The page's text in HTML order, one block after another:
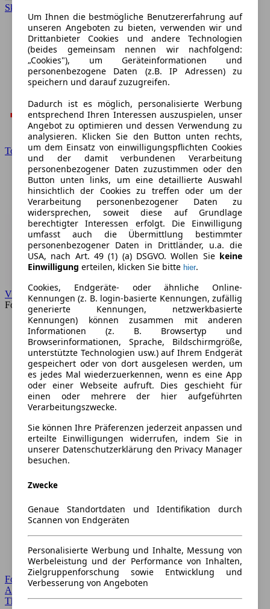
Skoda
Toyota
VW
Forum
Forum Startseite
Alle Auto-Foren
Themen-Forum
Um Ihnen die bestmögliche Benutzererfahrung auf
unseren Angeboten zu bieten, verwenden wir und
Drittanbieter Cookies und andere Technologien
(beides gemeinsam nennen wir nachfolgend:
„Cookies"), um Geräteinformationen und
personenbezogene Daten (z.B. IP Adressen) zu
speichern und darauf zuzugreifen.
Dadurch ist es möglich, personalisierte Werbung
entsprechend Ihren Interessen auszuspielen, unser
Angebot zu optimieren und dessen Verwendung zu
analysieren. Klicken Sie den Button unten rechts,
um dem Einsatz von einwilligungspflichten Cookies
und der damit verbundenen Verarbeitung
personenbezogener Daten zuzustimmen oder den
Button unten links, um eine detaillierte Auswahl
hinsichtlich der Cookies zu treffen oder um der
Verarbeitung personenbezogener Daten zu
widersprechen, soweit diese auf Grundlage
berechtigter Interessen erfolgt. Die Einwilligung
umfasst auch die Übermittlung bestimmter
personenbezogener Daten in Drittländer, u.a. die
USA, nach Art. 49 (1) (a) DSGVO. Wollen Sie keine
Einwilligung erteilen, klicken Sie bitte hier.
Cookies, Endgeräte- oder ähnliche Online-
Kennungen (z. B. login-basierte Kennungen, zufällig
generierte Kennungen, netzwerkbasierte
Kennungen) können zusammen mit anderen
Informationen (z. B. Browsertyp und
Browserinformationen, Sprache, Bildschirmgröße,
unterstützte Technologien usw.) auf Ihrem Endgerät
gespeichert oder von dort ausgelesen werden, um
es jedes Mal wiederzuerkennen, wenn es eine App
oder einer Webseite aufruft. Dies geschieht für
einen oder mehrere der hier aufgeführten
Verarbeitungszwecke.
Sie können Ihre Präferenzen jederzeit anpassen und
erteilte Einwilligungen widerrufen, indem Sie in
unserer Datenschutzerklärung den Privacy Manager
besuchen.
Zwecke
Genaue Standortdaten und Identifikation durch
Scannen von Endgeräten
Personalisierte Werbung und Inhalte, Messung von
Werbeleistung und der Performance von Inhalten,
Zielgruppenforschung sowie Entwicklung und
Verbesserung von Angeboten